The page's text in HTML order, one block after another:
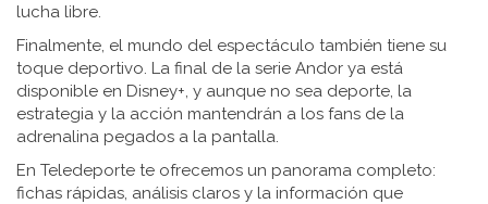
lucha libre.
Finalmente, el mundo del espectáculo también tiene su
toque deportivo. La final de la serie Andor ya está
disponible en Disney+, y aunque no sea deporte, la
estrategia y la acción mantendrán a los fans de la
adrenalina pegados a la pantalla.
En Teledeporte te ofrecemos un panorama completo:
fichas rápidas, análisis claros y la información que